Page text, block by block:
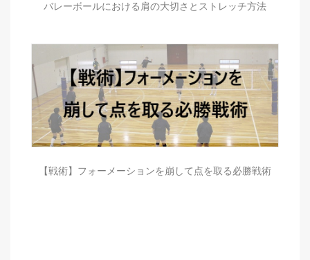
バレーボールにおける肩の大切さとストレッチ方法
【戦術】フォーメーションを崩して点を取る必勝戦術